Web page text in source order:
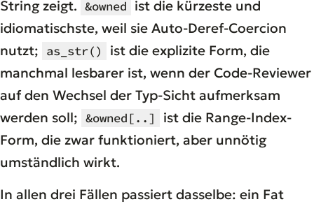
String zeigt. &owned ist die kürzeste und
idiomatischste, weil sie Auto-Deref-Coercion
nutzt; as_str()
ist die explizite Form, die
manchmal lesbarer ist, wenn der Code-Reviewer
auf den Wechsel der Typ-Sicht aufmerksam
werden soll; &owned[..]
ist die Range-Index-
Form, die zwar funktioniert, aber unnötig
umständlich wirkt.
In allen drei Fällen passiert dasselbe: ein Fat